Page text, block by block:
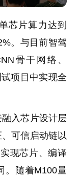
芯片算力达到
。与目前智驾
骨干网络、
项目中实现全
入芯片设计层
可信启动链以
现芯片、编译
。随着M100量